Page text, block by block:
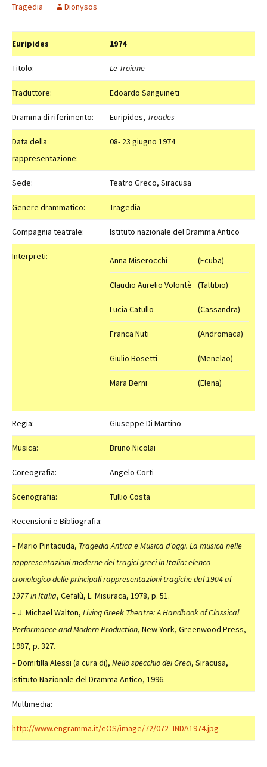
Tragedia
Dionysos
Euripides 1974
Titolo: Le Troiane
Traduttore: Edoardo Sanguineti
Dramma di riferimento: Euripides, Troades
Data della
rappresentazione:
08- 23 giugno 1974
Sede: Teatro Greco, Siracusa
Genere drammatico: Tragedia
Compagnia teatrale: Istituto nazionale del Dramma Antico
Interpreti: Anna Miserocchi (Ecuba)
Claudio Aurelio Volontè (Taltibio)
Lucia Catullo (Cassandra)
Franca Nuti (Andromaca)
Giulio Bosetti (Menelao)
Mara Berni (Elena)
Regia: Giuseppe Di Martino
Musica: Bruno Nicolai
Coreografia: Angelo Corti
Scenografia: Tullio Costa
Recensioni e Bibliografia:
– Mario Pintacuda, Tragedia Antica e Musica d’oggi. La musica nelle
rappresentazioni moderne dei tragici greci in Italia: elenco
cronologico delle principali rappresentazioni tragiche dal 1904 al
1977in Italia, Cefalù, L. Misuraca, 1978, p. 51.
– J. Michael Walton, Living Greek Theatre: A Handbook of Classical
Performance and Modern Production, New York, Greenwood Press,
1987, p. 327.
– Domitilla Alessi (a cura di), Nello specchio dei Greci, Siracusa,
Istituto Nazionale del Dramma Antico, 1996.
Multimedia:
http://www.engramma.it/eOS/image/72/072_INDA1974.jpg